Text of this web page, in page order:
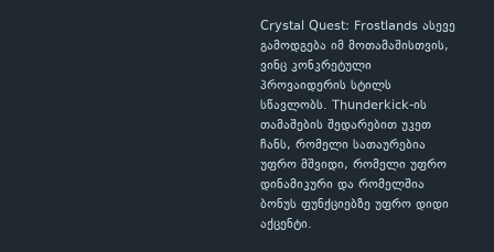
Crystal Quest: Frostlands ასევე
გამოდგება იმ მოთამაშისთვის,
ვინც კონკრეტული
პროვაიდერის სტილს
სწავლობს. Thunderkick-ის
თამაშების შედარებით უკეთ
ჩანს, რომელი სათაურებია
უფრო მშვიდი, რომელი უფრო
დინამიკური და რომელშია
ბონუს ფუნქციებზე უფრო დიდი
აქცენტი.